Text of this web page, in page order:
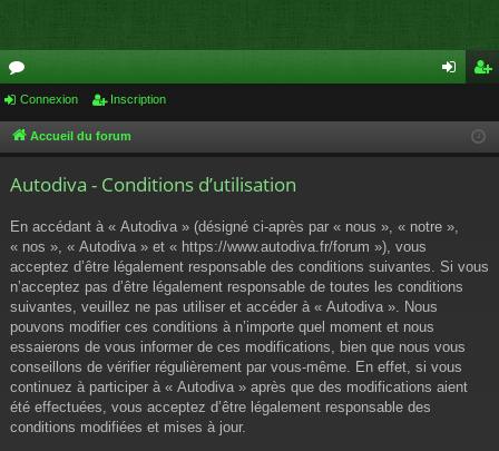
or
u cri
Connexion Inscription
Accueil du forum
Autodiva - Conditions d’utilisation
En accédant à « Autodiva » (désigné ci-après par « nous », « notre »,
« nos », « Autodiva » et « https://www.autodiva.fr/forum »), vous
acceptez d’être légalement responsable des conditions suivantes. Si vous
n’acceptez pas d’être légalement responsable de toutes les conditions
suivantes, veuillez ne pas utiliser et accéder à « Autodiva ». Nous
pouvons modifier ces conditions à n’importe quel moment et nous
essaierons de vous informer de ces modifications, bien que nous vous
conseillons de vérifier régulièrement par vous-même. En effet, si vous
continuez à participer à « Autodiva » après que des modifications aient
été effectuées, vous acceptez d’être légalement responsable des
conditions modifiées et mises à jour.